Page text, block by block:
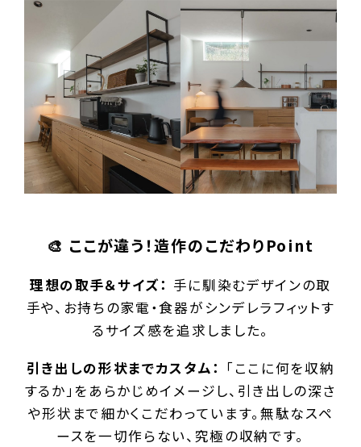
🎨 ここが違う！造作のこだわりPoint
理想の取手＆サイズ： 手に馴染むデザインの取
手や、お持ちの家電・食器がシンデレラフィットす
るサイズ感を追求しました。
引き出しの形状までカスタム： 「ここに何を収納
するか」をあらかじめイメージし、引き出しの深さ
や形状まで細かくこだわっています。無駄なスペ
ースを一切作らない、究極の収納です。